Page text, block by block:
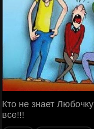
Кто не знает
все!!!